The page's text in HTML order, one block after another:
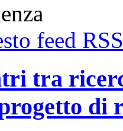
feed RSS
tra
di